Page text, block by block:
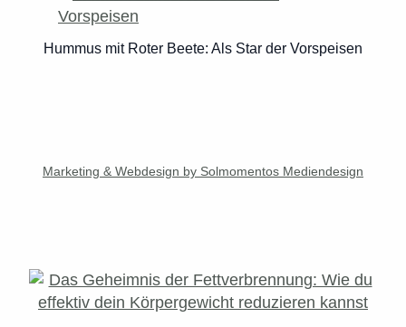
Hummus mit Roter Beete: Als Star der Vorspeisen
Marketing & Webdesign by Solmomentos Mediendesign